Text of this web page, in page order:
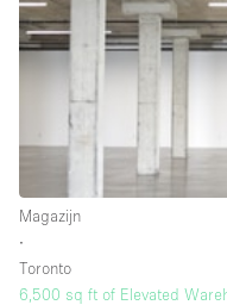
Overige
Restaurant / Bar /
Unieke ruimte
Vergaderruimte
Vrachtwagen
Winkelruimte in
Magazijn
∙
Toronto
6,500 sq ft of Elevated